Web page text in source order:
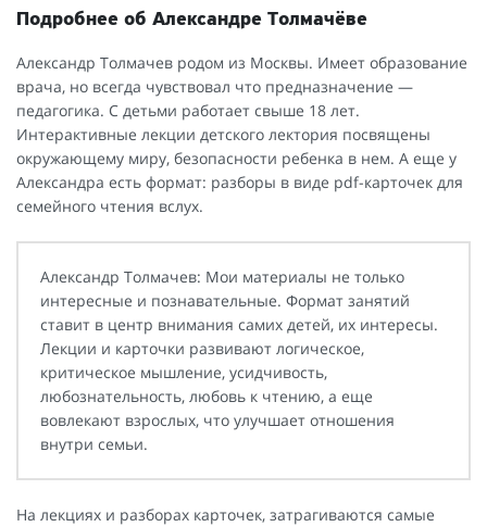
Подробнее об Александре Толмачёве
Александр Толмачев родом из Москвы. Имеет образование
врача, но всегда чувствовал что предназначение —
педагогика. С детьми работает свыше 18 лет.
Интерактивные лекции детского лектория посвящены
окружающему миру, безопасности ребенка в нем. А еще у
Александра есть формат: разборы в виде pdf-карточек для
семейного чтения вслух.
Александр Толмачев: Мои материалы не только
интересные и познавательные. Формат занятий
ставит в центр внимания самих детей, их интересы.
Лекции и карточки развивают логическое,
критическое мышление, усидчивость,
любознательность, любовь к чтению, а еще
вовлекают взрослых, что улучшает отношения
внутри семьи.
На лекциях и разборах карточек, затрагиваются самые